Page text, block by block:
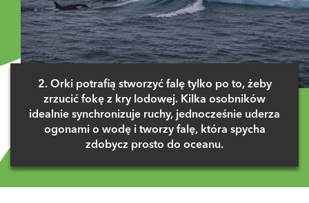
2. Orki potrafią stworzyć falę tylko po to, żeby
zrzucić fokę z kry lodowej. Kilka osobników
idealnie synchronizuje ruchy, jednocześnie uderza
ogonami o wodę i tworzy falę, która spycha
zdobycz prosto do oceanu.